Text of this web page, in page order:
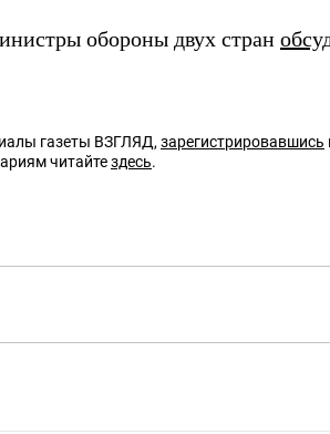
обороны двух стран
газеты ВЗГЛЯД, зарегистрировавшись
читайтездесь.